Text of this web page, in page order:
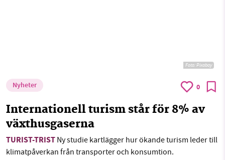
Foto: Pixabay
Nyheter 0
Internationell turism står för 8% av
växthusgaserna
TURIST-TRIST Ny studie kartlägger hur ökande turism leder till
klimatpåverkan från transporter och konsumtion.